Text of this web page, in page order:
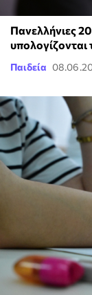
Πανελλήνιες
υπολογίζονται
Παιδεία